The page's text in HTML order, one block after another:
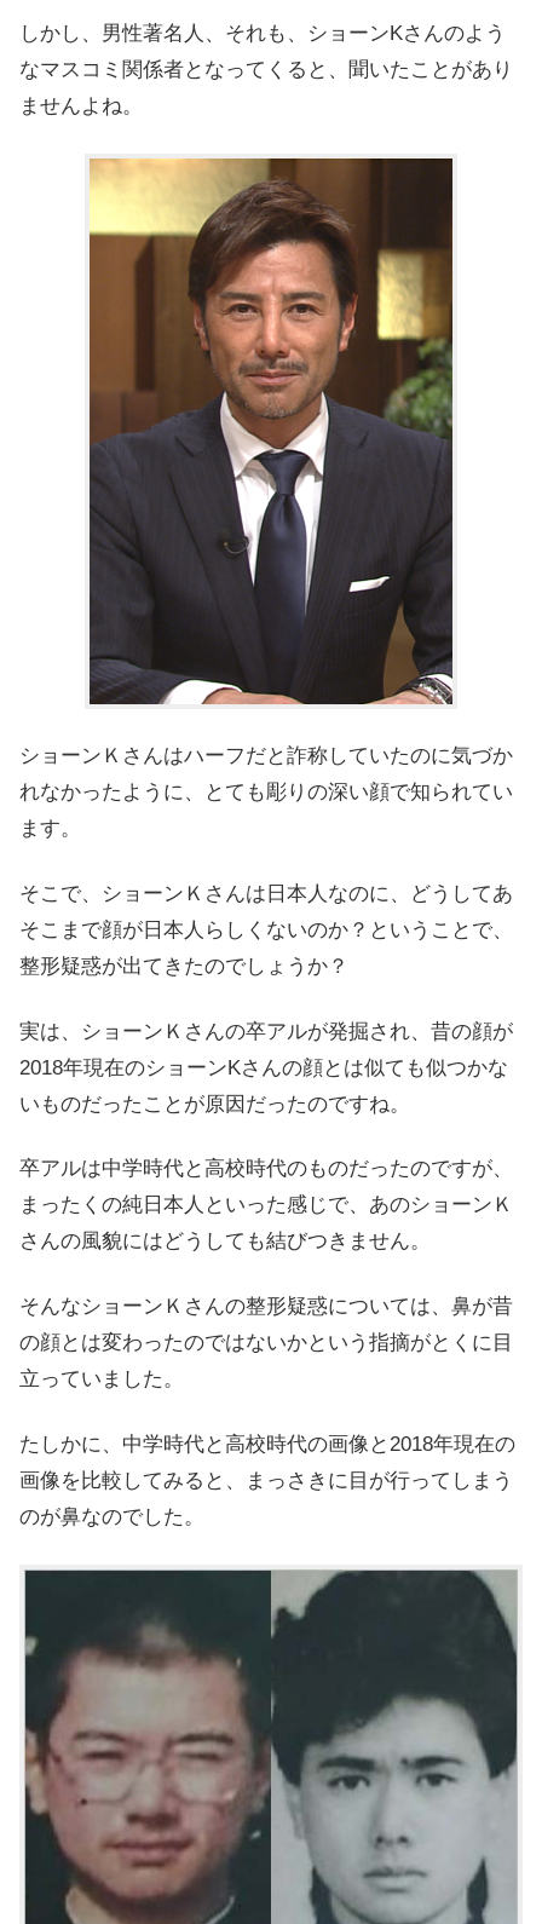
しかし、男性著名人、それも、ショーンKさんのよう
なマスコミ関係者となってくると、聞いたことがあり
ませんよね。
ショーンＫさんはハーフだと詐称していたのに気づか
れなかったように、とても彫りの深い顔で知られてい
ます。
そこで、ショーンＫさんは日本人なのに、どうしてあ
そこまで顔が日本人らしくないのか？ということで、
整形疑惑が出てきたのでしょうか？
実は、ショーンＫさんの卒アルが発掘され、昔の顔が
2018年現在のショーンKさんの顔とは似ても似つかな
いものだったことが原因だったのですね。
卒アルは中学時代と高校時代のものだったのですが、
まったくの純日本人といった感じで、あのショーンＫ
さんの風貌にはどうしても結びつきません。
そんなショーンＫさんの整形疑惑については、鼻が昔
の顔とは変わったのではないかという指摘がとくに目
立っていました。
たしかに、中学時代と高校時代の画像と2018年現在の
画像を比較してみると、まっさきに目が行ってしまう
のが鼻なのでした。